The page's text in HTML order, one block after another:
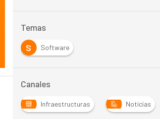
Temas
S
Software
Canales
Infraestructuras Noticias